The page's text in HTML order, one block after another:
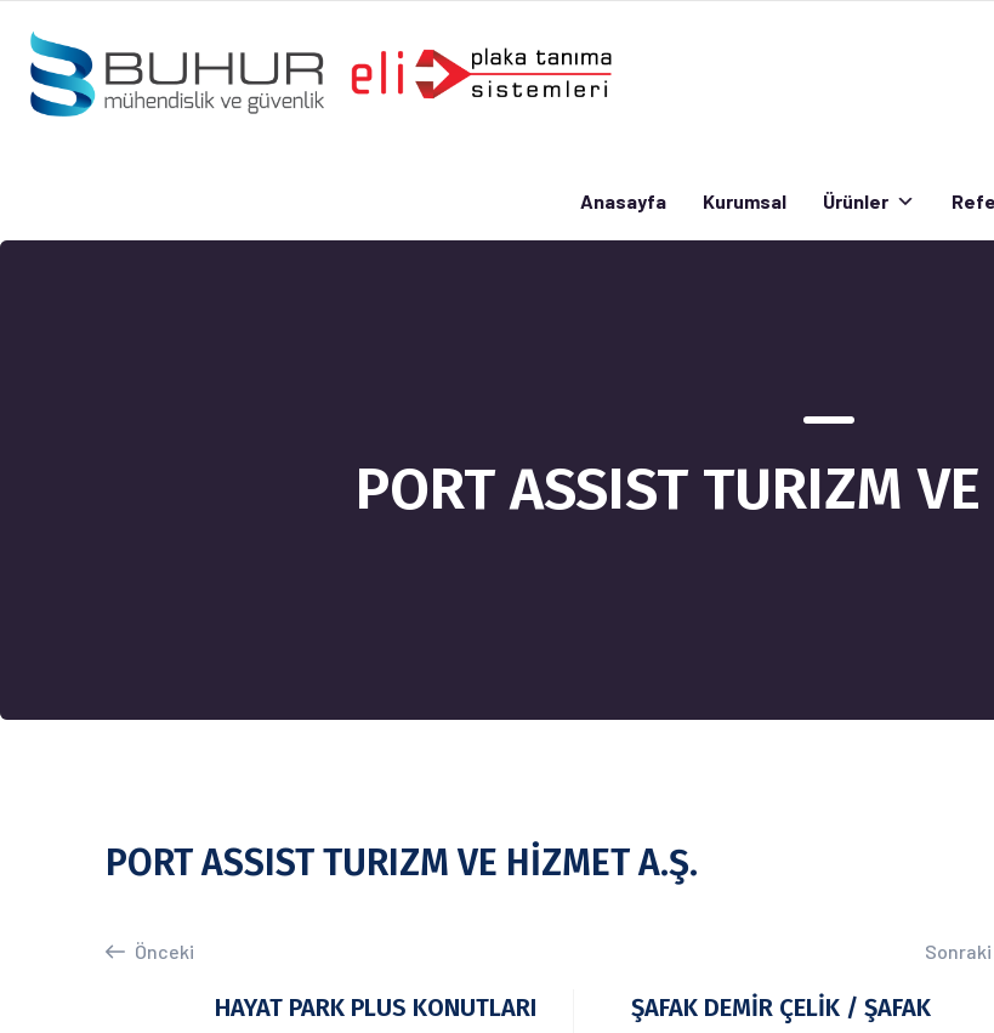
Anasayfa Kurumsal Ürünler
Anasayfa
PORT ASSIST TURIZM
PORT ASSIST TURIZM VE HİZMET A.Ş.
Önceki
HAYAT PARK PLUS KONUTLARI
Sonraki
ŞAFAK DEMİR ÇELİK / ŞAFAK